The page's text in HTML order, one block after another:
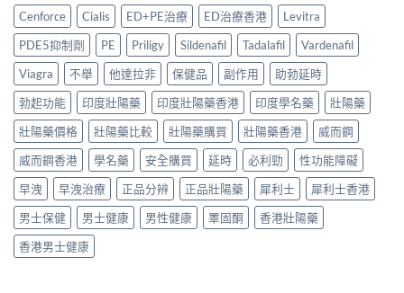
比
較
與
用
心
得
2026〉
中
實
經
驗
與
全
服
用
指
南〉
中
2026
香
港
副
必
利
勁
比
較
＋
購
買
貼
士〉
中
陽
藥
推
薦：
香
港
5
款
中
藥
配
方
壯
陽
產
品
邊
Cenforce Cialis ED+PE治療 ED治療香港
Levitra
PDE5抑制劑
PE Priligy Sildenafil Tadalafil
Vardenafil
Viagra
不舉 他達拉非 保健品 副作用
助勃延時
勃起功能
印度壯陽藥 印度壯陽藥香港 印度學名藥
壯陽藥
壯陽藥價格
壯陽藥比較 壯陽藥購買 壯陽藥香港
威而鋼
威而鋼香港
學名藥 安全購買 延時 必利勁
性功能障礙
早洩
早洩治療 正品分辨 正品壯陽藥 犀利士
犀利士香港
男士保健
男士健康 男性健康 睪固酮
香港壯陽藥
香港男士健康